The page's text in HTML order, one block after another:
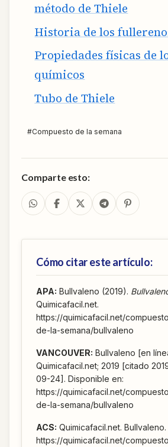
método de Thiele
Historia de los
Propiedades físicas de
químicos
Tubo de Thiele
#Compuesto de la semana
Comparte esto:
Cómo citar este artículo:
APA: Bullvaleno (2019).
Quimicafacil.net.
https://quimicafacil.net/
de-la-semana/bullvaleno
VANCOUVER: Bullvaleno [en
Quimicafacil.net; 2019 [citado
09-24]. Disponible en:
https://quimicafacil.net/
de-la-semana/bullvaleno
ACS: Quimicafacil.net. Bullvaleno.
https://quimicafacil.net/